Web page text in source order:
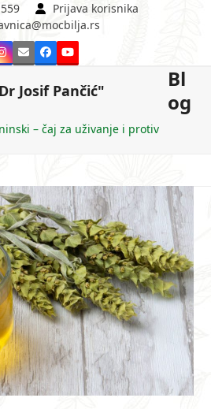
Prijava korisnika
Instagram
EmailFacebookYouTube
Josif Pančić"
Bl
og
– čaj za uživanje i protiv